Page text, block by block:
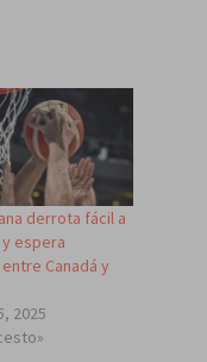
derrota fácil a
y espera
Canadá y
2025